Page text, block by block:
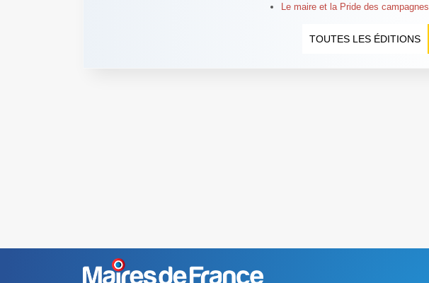
Le maire et la Pride des campagnes
TOUTES LES ÉDITIONS